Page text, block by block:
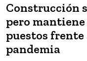
Construcción
pero
puestos
pandemia